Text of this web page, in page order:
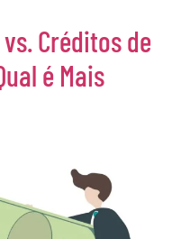
Créditos de
é Mais